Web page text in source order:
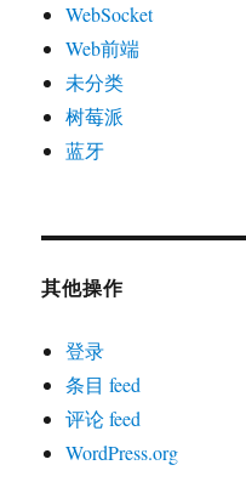
WebSocket
Web前端
未分类
树莓派
蓝牙
其他操作
登录
条目 feed
评论 feed
WordPress.org